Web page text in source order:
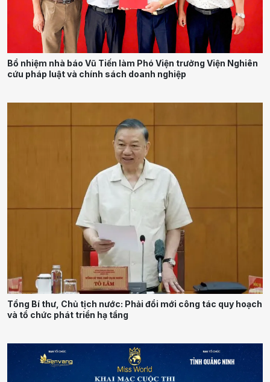
Bổ nhiệm nhà báo Vũ Tiến làm Phó Viện trưởng Viện Nghiên
cứu pháp luật và chính sách doanh nghiệp
Tổng Bí thư, Chủ tịch nước: Phải đổi mới công tác quy hoạch
và tổ chức phát triển hạ tầng